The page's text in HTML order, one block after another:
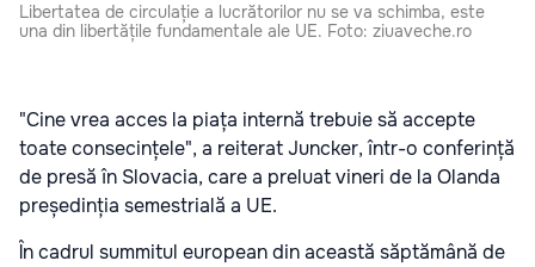
Libertatea de circulație a lucrătorilor nu se va schimba, este
una din libertățile fundamentale ale UE. Foto: ziuaveche.ro
"Cine vrea acces la piața internă trebuie să accepte
toate consecințele", a reiterat Juncker, într-o conferință
de presă în Slovacia, care a preluat vineri de la Olanda
președinția semestrială a UE.
În cadrul summitul european din această săptămână de